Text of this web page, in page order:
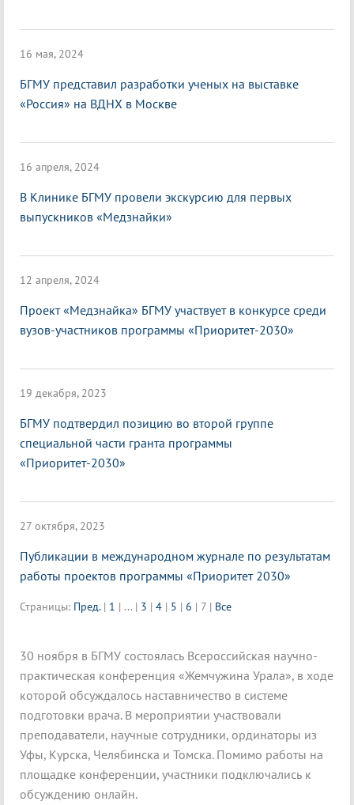
16 мая, 2024
БГМУ представил разработки ученых на выставке
«Россия» на ВДНХ в Москве
16 апреля, 2024
В Клинике БГМУ провели экскурсию для первых
выпускников «Медзнайки»
12 апреля, 2024
Проект «Медзнайка» БГМУ участвует в конкурсе среди
вузов-участников программы «Приоритет-2030»
19 декабря, 2023
БГМУ подтвердил позицию во второй группе
специальной части гранта программы
«Приоритет-2030»
27 октября, 2023
Публикации в международном журнале по результатам
работы проектов программы «Приоритет 2030»
Страницы: Пред. | 1 | ... | 3 | 4 | 5 | 6 | 7 | Все
30 ноября в БГМУ состоялась Всероссийская научно-
практическая конференция «Жемчужина Урала», в ходе
которой обсуждалось наставничество в системе
подготовки врача. В мероприятии участвовали
преподаватели, научные сотрудники, ординаторы из
Уфы, Курска, Челябинска и Томска. Помимо работы на
площадке конференции, участники подключались к
обсуждению онлайн.